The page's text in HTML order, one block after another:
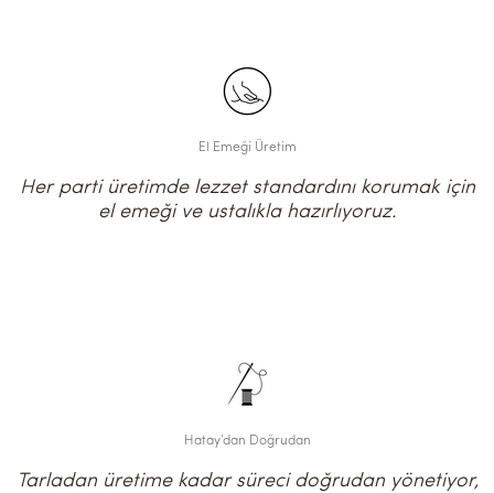
El Emeği Üretim
Her parti üretimde lezzet standardını korumak için
el emeği ve ustalıkla hazırlıyoruz.
Hatay’dan Doğrudan
Tarladan üretime kadar süreci doğrudan yönetiyor,